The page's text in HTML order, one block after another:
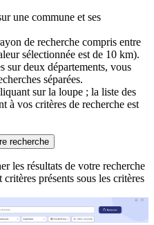
une commune et ses
de recherche compris entre
sélectionnée est de 10 km).
sur deux départements, vous
séparées.
sur la loupe ; la liste des
à vos critères de recherche est
recherche
les résultats de votre recherche
présents sous les critères